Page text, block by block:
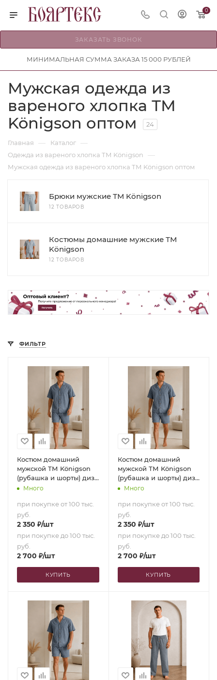
0
ЗАКАЗАТЬ ЗВОНОК
МИНИМАЛЬНАЯ СУММА ЗАКАЗА 15 000 РУБЛЕЙ
Мужская одежда из
вареного хлопка ТМ
Königson оптом
24
Главная — Каталог —
Одежда из вареного хлопка ТМ Königson —
Мужская одежда из вареного хлопка ТМ Königson оптом
Брюки мужские ТМ Königson
12 ТОВАРОВ
Костюмы домашние мужские ТМ
Königson
12 ТОВАРОВ
ФИЛЬТР
Костюм домашний
мужской ТМ Königson
(рубашка и шорты) диз.
19-4118 Nils (50 [175-180
Много
при покупке от 100 тыс.
руб.
2 350 ₽/шт
при покупке до 100 тыс.
руб.
2 700 ₽/шт
КУПИТЬ
Костюм домашний
мужской ТМ Königson
(рубашка и шорты) диз.
19-4118 Nils (52 [175-180
Много
при покупке от 100 тыс.
руб.
2 350 ₽/шт
при покупке до 100 тыс.
руб.
2 700 ₽/шт
КУПИТЬ